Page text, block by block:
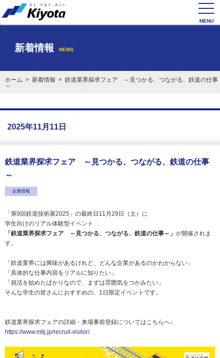
新着情報 NEWS
ホーム>新着情報> 鉄道業界探求フェア ～見つかる、つながる、鉄道の仕事
～
2025年11月11日
鉄道業界探求フェア ～見つかる、つながる、鉄道の仕事
～
企業情報
「第9回鉄道技術展2025」の最終日11月29日（土）に
学生向けのリアル体験型イベント
「鉄道業界探求フェア ～見つかる、つながる、鉄道の仕事～」 が開催されま
す。
「鉄道業界には興味があるけれど、どんな企業があるのかわからない」
「具体的な仕事内容をリアルに知りたい」
「就活を始めたばかりなので、まずは雰囲気をつかみたい」
そんな学生の皆さんにおすすめの、1日限定イベントです。
鉄道業界探求フェアの詳細・来場事前登録についてはこちらへ↓
https://www.mtij.jp/recruit-visitor/